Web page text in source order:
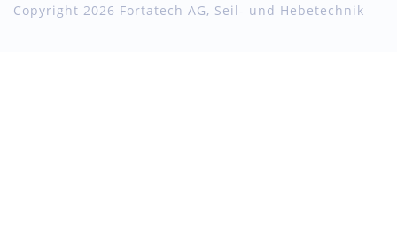
Copyright 2026 Fortatech AG, Seil- und Hebetechnik